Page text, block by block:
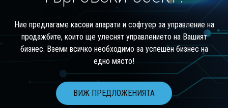
Ние предлагаме касови апарати и софтуер за управление на
продажбите, които ще улеснят управлението на Вашият
бизнес. Вземи всичко необходимо за успешен бизнес на
едно място!
ВИЖ ПРЕДЛОЖЕНИЯТА